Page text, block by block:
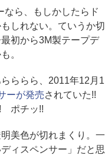
ら、もしかしたらド
しれない。ていうか切
初から3M製テープデ
。
ららら、2011年12月1
ーが発売されていた!!
ポチッ!!
美色が切れまくり。一
ィスペンサー」だと思